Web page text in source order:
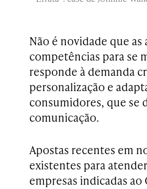
Não é novidade que
competências para se
responde à demanda
personalização e
consumidores, que se
comunicação.
Apostas recentes em
existentes para
empresas indicadas